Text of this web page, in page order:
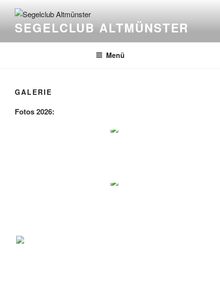
Inhalt
springenSEGELCLUB ALTMÜNSTER
Menü
GALERIE
Fotos 2026: